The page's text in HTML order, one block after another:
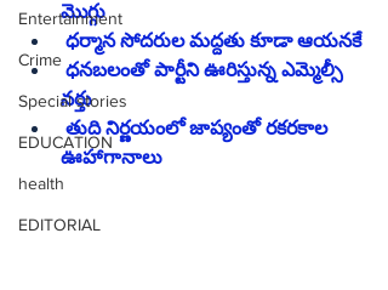
Entertainment
Crime
Special stories
EDUCATION
health
EDITORIAL
మొగ్గు
ధర్మాన సోదరుల మద్దతు కూడా ఆయనకే
నర్తు
ఊహాగానాలు